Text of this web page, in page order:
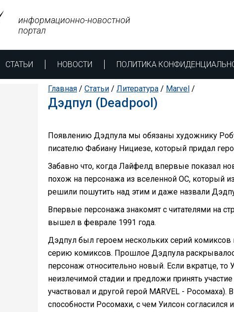
СТАТЬИ НОВОСТИ ПОЛИТИКА
информационно-новостной
портал
Главная / Статьи / Литература / Marvel /
Дэдпул (Deadpool)
Появлению Дэдпула мы обязаны художнику
писателю Фабиану Нициезе, который придал
Забавно что, когда Лайфелд впервые показал
похож на персонажа из вселенной ОС, который
решили пошутить над этим и даже назвали
Впервые персонажа знакомят с читателями на
вышел в феврале 1991 года.
Дэдпул был героем нескольких серий
серию комиксов. Прошлое Дэдпула
персонаж относительно новый. Если вкратце,
неизлечимой стадии и предложи принять
участвовал и другой герой MARVEL -
способности Росомахи, с чем Уилсон